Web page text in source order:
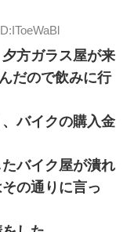
方ガラス屋が来
だので飲みに行
バイクの購入金
バイク屋が潰れ
の通りに言っ